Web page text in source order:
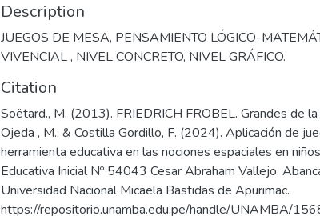
Description
JUEGOS DE MESA, PENSAMIENTO LÓGICO-
VIVENCIAL , NIVEL CONCRETO, NIVEL GRÁFICO.
Citation
Soëtard., M. (2013). FRIEDRICH FROBEL. Grandes de la Educacion , 4. Aedo Ojeda , M., & Costilla Gordillo, F. (2024). Aplicación de juegos de mesa como herramienta educativa en las nociones espaciales en niños de la Institución Educativa Inicial Nº 54043 Cesar Abraham Vallejo, Abancay 2024 . Universidad Nacional Micaela Bastidas de Apurimac. https://repositorio.unamba.edu.pe/handle/UNAMBA/1568 Aguirre Arellano, Y. (2021). Juegos de mesa para consolidar el desarrollo del pensamiento lógico en niños de la institucion educativa inicial N° 490 Jose de San Martin de Pampalibre – Huaral. Universidad Nacional Jose Faustino Sanchez . http://hdl.handle.net/20.500.14067/5265 Alonso Arija, N., & Hernandez Huerta, J. (2021). EL JUEGO COMO RECURSO EDUCATIVO:. Universidad de Valladolid. Andres Caminero, E. (2021). LA PEDAGOGÍA DE MARÍA MONTESSORI. https://uvadoc.uva.es/bitstream/handle/10324/51606/TFG-L3036.pdf Ardiles Mariscal, S. (2021). PENSAMIENTO LÓGICO MATEMÁTICO EN ESTUDIANTES DE NIVEL INICIAL SAN JUAN DE MIRAFLORES - LIMA. Monterrico. http://repositorio.ipnm.edu.pe/handle/ipnm/1802 Ardiles Mariscal, S. (2021). PENSAMIENTO LÓGICO MATEMÁTICO EN ESTUDIANTES DE NIVEL INICIAL SAN JUAN DE MIRAFLORES - LIMA. Escuela Superior Pedagogica Publica Monterrico. http://repositorio.ipnm.edu.pe/handle/ipnm/1802 Brito Maldonado, C. (2020). Los juegos de mesa en el aprendizaje de las nociones lógico-matemáticas en niños de 3 a 5 años en el centro de desarrollo integral Kinder Gym. Universidad de las Americas. http://dspace.udla.edu.ec/handle/33000/12132 Brodie, K. (2024). Friedrich Fröbel y el poder del juego. Early Years Tv. Caceres, R., & Ferro, D. (2023). Las capacidades coordinativas y los fundamentos técnicos del fútbol en los estudiantes del 3er grado del nivel secundario de la Institución Educativa Mixta Sagrado Corazón de Jesús del Cusco – 2023. Cusco. Retrieved from https://repositorio.unsaac.edu.pe/bitstream/handle/20.500.12918/8342/253T20240030_TC.pdf ;jsessionid=0ECAADBB48217EC1961AA2F92B4037EB?sequence=1 Castillero Mimenza , O. (2017). La teoria de Guilford. Psicologia y Mente. https://psicologiaymente.com/inteligencia/teoria-inteligencia-guilford 52 Castillo, M. (2004). ¿Que es el pensamiento para los niños? . Scielo. http://www.dspace.uce.edu.ec/handle/25000/31041 Centro de Psicoterapia Cognitiva Mexico. (n.d.). Teoria del Desarrollo Cognitivo de Piaget. https://www.terapia-cognitiva.mx/wp-content/uploads/2015/11/Teoria-Del-DesarrolloCognitivo-de-Piaget.pdf Cerda Any, L., & Pinos Morales , G. (2025). Gamificación para promover el pensamiento lógico-matemáticas en niños de 4 a 5 años. Revista Cientifica Arbitrada de Investigacion en Comunicacion, Marketing y Empresas, 15. https://reicomunicar.org/index.php/reicomunicar/article/view/396 Dominguez Vera, A. (2021). Aportes de Brunner en la educacion de niños . Universidad Nacional de Educacion "Enrique Guzman y Valle. Doxrud, J. (2018). Una pseudociencia llamada Grafologia. Los Inicios . Libertyk. https://www.libertyk.com/blog-articulos/2018/7/16/2-una-pseudociencia-llamada-grafologalos-inicios-por-jan-doxrud Duque Huaches , J. (2024). El juego como recurso didáctico para desarrollar el pensamiento lógico-matemático en niños de 4 años. Universidad de Piura . https://hdl.handle.net/11042/6551 Enciclopedia Significados. (n.d.). Retrieved from Enciclopedia Significados. https://www.significados.com/pensamientologico/#:~:text=El%20desarrollo%20del%20pensamiento%20l%C3%B3gico%20ocurre%20d e,pensamiento%20concreto%2C%20enfocado%20en%20experiencias%20tangibles%20y ESNECA BUSSINES SCHOOL. (2024, Marzo). ESNECA BUSSINES SCHOOL. Retrieved from SNECA BUSSINES SCHOOL. Española, R. A. (2001). Diccionario de la lengua española. Retrieved from Diccionario de la lengua española. Fernandez, M. (2021). Aprendizaje por descubrimiento en el área de matemática en niños de 5 años. Universidad Nacional de Tumbes. https://repositorio.untumbes.edu.pe/server/api/core/bitstreams/35f9d3cd-27e9-4945-ac0b52b23895c248/content 53 Fullerton, T. (2018). Game design workshop: A playcentric approach to creating innovative games (4.ª ed.).https://gamifique.wordpress.com/wp-content/uploads/2011/11/1rules-of-play-game-design-fundamentals.pdf?utm_source=chatgpt.com Garcia, G., & Torrijos, E. (2002). Juegos de Mesa . https://books.google.co.cr/books?id=VPhkuAGfSUC&printsec=frontcover&hl=es&source=gbs_ge_summary_r&cad=0#v=onepage&q&f =false Garcia, L. S. (n.d.). Modelo Sismico Basado en competencias para instituciones educativas publicas. eumed.net. Giraldo Dolmos , Z., & Jimenez Dueñas, N. (2023). Juegos Ludicos de mesa y el razonamiento matematico en niños de 5 años de la institucion educativa nuestra señora virgen del carmen del cusco- 2023. Escuela Superior Pedagogica Publica Santa Rosa. https://repositorio.eesppsantarosacusco.edu.pe/items/b4042439-a2a9-4da3-bd84317d76d4c4ed Giraldo Dolmos, Z., & Jimenez Dueñas, N. (2023). JUEGOS LUDICOS DE MESA Y EL RAZONAMIENTO EN NIÑOS DE 5 AÑOS DE LA INSTITUCION EDUCATIVA NUESTRA SEÑORA VIRGEN DEL CARMEN DEL CUSCO 2023. Escuela Superior Pedagogica Publica Santa Rosa . https://repositorio.eesppsantarosacusco.edu.pe/items/b4042439-a2a9-4da3-bd84317d76d4c4ed Guamán, V. (2024). Técnica del collage para desarrollar la coordinación óculo manual en los niños de educación inicial 2 de la unidad educativa vigotsky de la parroquia veloz, cantón riobamba, provincia de chimborazo. Riobamba. Retrieved from http://dspace.unach.edu.ec/bitstream/51000/13829/1/Guam%C3%A1n%20Herrera%2C%20V. %20%282024%29%20T%C3%A9cnica%20del%20Collage%20para%20desarrollar%20la%2 0coordinaci%C3%B3n%20%C3%B3culo%20manual%20en%20los%20ni%C3%B1os%20de %20Educaci%C3%B3n%20Inicial%202%20 Guevara Sipion , N. (2009, Mayo). WordPress. Retrieved from WordPress: https://redpub2.wordpress.com/2009/05/15/joy-paul-guilford-%E2%80%93-estructura-delintelecto/ Hernandez Sampieri, R. (2014). Metodlogia de la Investigacion. INTERAMERICANA EDITORES. https://www.esup.edu.pe/wp54 content/uploads/2020/12/2.%20Hernandez,%20Fernandez%20y%20Baptistametodolog%C3%ADa%20Investigacion%20Cientifica%206ta%20ed.pdf Hernandez Sampieri, R. (2014). Metodologia de la Investigacion. INTERAMERICANA EDITORES. https://www.esup.edu.pe/wpcontent/uploads/2020/12/2.%20Hernandez,%20Fernandez%20y%20Baptistametodolog%C3%ADa%20Investigacion%20Cientifica%206ta%20ed.pdf Hernandez Sampieri, R. (2014). Metodologia de la Investigacion . INTERAMERICANA EDITORES. https://www.esup.edu.pe/wpcontent/uploads/2020/12/2.%20Hernandez,%20Fernandez%20y%20Baptistametodolog%C3%ADa%20Investigacion%20Cientifica%206ta%20ed.pdf High Tower Surpise . (n.d.). High Tower Surpise ;. Retrieved from High Tower Surpise. https://hightowersurprise.com/ Huanca, R. (2021). Este estudio tiene como objetivo analizar la influencia de las actividades lúdicas en el desarrollo de la psicomotricidad de los niños y niñas de 4 años de la I.E.I. Nº 56106 Altiva Canas – Cusco 2021. Cusco. Retrieved from https://repositorio.unsaac.edu.pe/bitstream/handle/20.500.12918/7810/253T20230429_TC.pdf ?sequence=1&isAllowed=y Issa Mancilla, M., & Issa Mancilla, R. (2023). El uso de juegos de mesa como estrategia didáctica para promover el desarrollo del pensamiento logico - matematico en niños de